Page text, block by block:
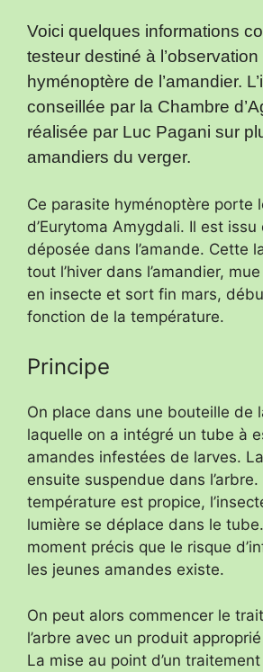
Voici quelques informations
testeur destiné à
hyménoptère de l’amandier.
conseillée par la Chambre
réalisée par Luc Pagani sur
amandiers du verger.
Ce parasite hyménoptère porte
d’Eurytoma Amygdali. Il est issu
déposée dans l’amande. Cette
tout l’hiver dans l’amandier,
en insecte et sort fin mars,
fonction de la température.
Principe
On place dans une bouteille de
laquelle on a intégré un tube à
amandes infestées de larves.
ensuite suspendue dans
température est propice,
lumière se déplace dans le tube.
moment précis que le risque
les jeunes amandes existe.
On peut alors commencer le
l’arbre avec un produit
La mise au point d’un